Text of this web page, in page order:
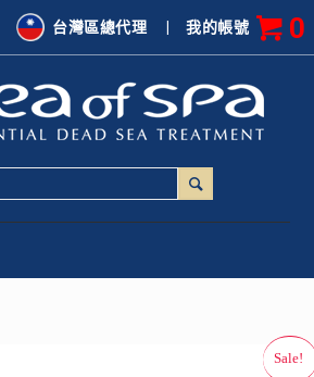
|我的帳號 0
台灣區總代理